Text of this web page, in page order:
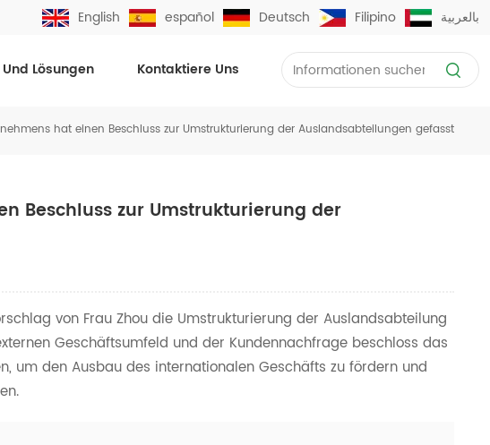
English español Deutsch Filipino بالعربية
Lösungen Kontaktiere Uns
hat einen Beschluss zur Umstrukturierung der Auslandsabteilungen gefasst
Beschluss zur Umstrukturierung der
von Frau Zhou die Umstrukturierung der Auslandsabteilung
Geschäftsumfeld und der Kundennachfrage beschloss das
um den Ausbau des internationalen Geschäfts zu fördern und